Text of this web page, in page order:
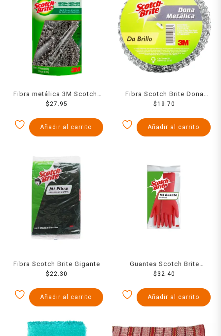
Fibra metálica 3M Scotch-
Brite en espiral 2 pzas
$27.95
Añadir al carrito
Fibra Scotch Brite Dona
Metalica
$19.70
Añadir al carrito
Fibra Scotch Brite Gigante
$22.30
Añadir al carrito
Guantes Scotch Brite
Satinado Grande
$ 32.40
Añadir al carrito